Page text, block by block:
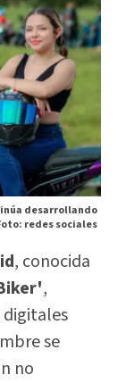
desarrollando
redes sociales
, conocida
,
se
no